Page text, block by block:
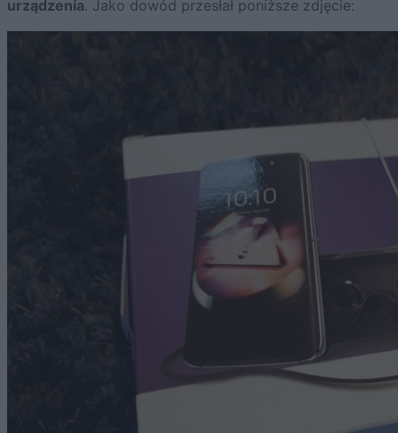
urządzenia. Jako dowód przesłał poniższe zdjęcie: